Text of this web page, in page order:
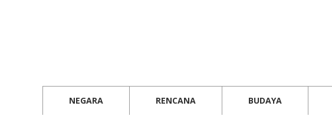
NEGARA RENCANA BUDAYA